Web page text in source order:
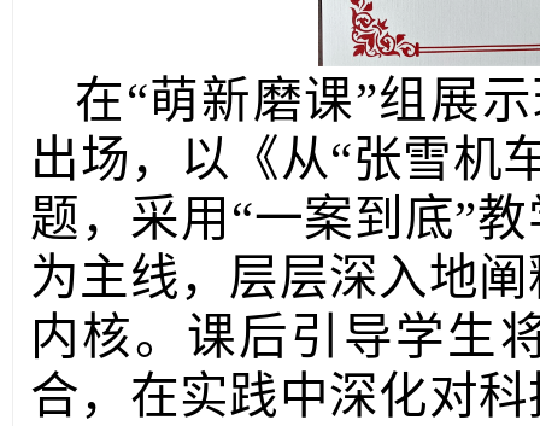
在“萌新磨课”组展
出场，以《从“张雪机
题，采用“一案到底”
为主线，层层深入地
内核。课后引导学生
合，在实践中深化对